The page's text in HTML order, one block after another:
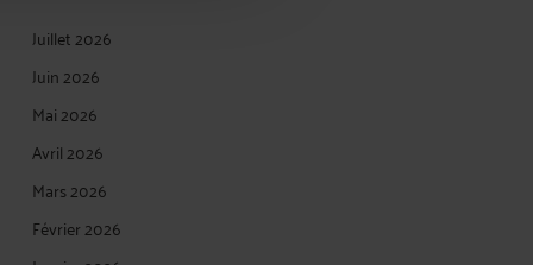
Juillet 2026
Juin 2026
Mai 2026
Avril 2026
Mars 2026
Février 2026